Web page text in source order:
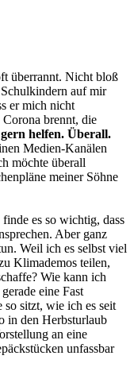
überrannt. Nicht bloß
auf mir
er mich nicht
brennt, die
helfen. Überall.
Medien-Kanälen
möchte überall
meiner Söhne
es so wichtig, dass
Aber ganz
Weil ich es selbst viel
Klimademos teilen,
Wie kann ich
eine Fast
so sitzt, wie ich es seit
in den Herbsturlaub
an eine
unfassbar